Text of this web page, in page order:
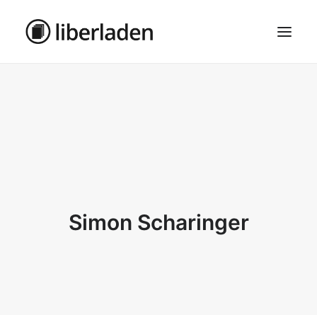
SEARCHSimon Scharinger